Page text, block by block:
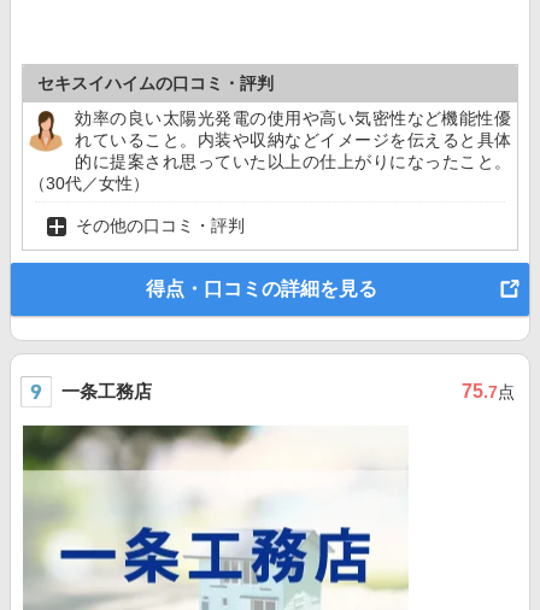
セキスイハイムの口コミ・評判
効率の良い太陽光発電の使用や高い気密性など機能性優
れていること。内装や収納などイメージを伝えると具体
的に提案され思っていた以上の仕上がりになったこと。
（30代／女性）
その他の口コミ・評判
得点・口コミの詳細を見る
一条工務店 75.7点